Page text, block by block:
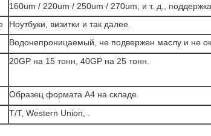
160um / 220um / 250um / 270um, и т. д.,
Ноутбуки, визитки и так далее.
Водонепроницаемый, не подвержен маслу и не
20GP на 15 тонн, 40GP на 25 тонн.
Образец формата А4 на складе.
T/T, Western Union, .